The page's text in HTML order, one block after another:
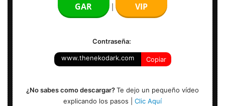
GAR
VIP
Contraseña:
www.thenekodark.com Copiar
¿No sabes como descargar?Te dejo un pequeño vídeo
explicando los pasos | Clic Aquí